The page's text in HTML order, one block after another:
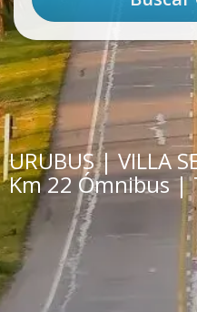
URUBUS | VILLA
Km 22 Ómnibus |